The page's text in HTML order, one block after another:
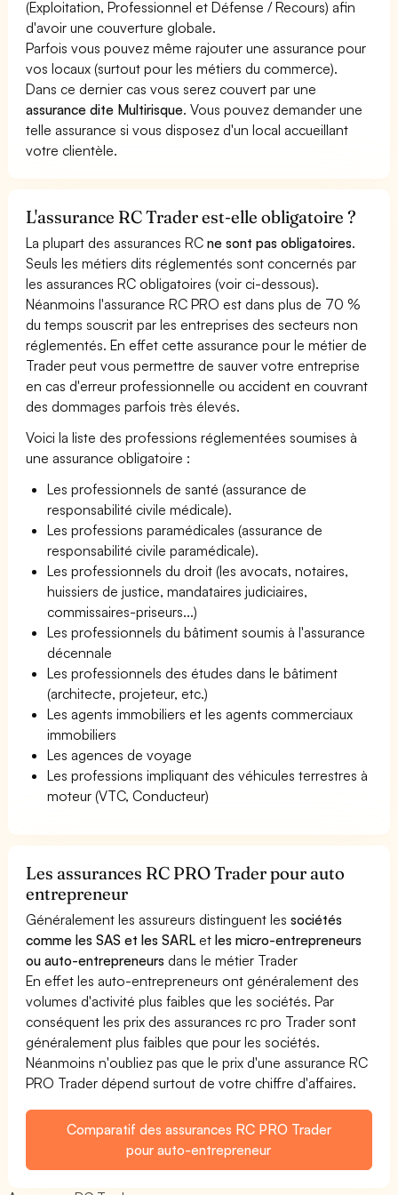
(Exploitation, Professionnel et Défense / Recours) afin
d'avoir une couverture globale.
Parfois vous pouvez même rajouter une assurance pour
vos locaux (surtout pour les métiers du commerce).
Dans ce dernier cas vous serez couvert par une
assurance dite Multirisque. Vous pouvez demander une
telle assurance si vous disposez d'un local accueillant
votre clientèle.
L'assurance RC Trader est-elle obligatoire ?
La plupart des assurances RCne sont pas obligatoires.
Seuls les métiers dits réglementés sont concernés par
les assurances RC obligatoires (voir ci-dessous).
Néanmoins l'assurance RC PRO est dans plus de 70 %
du temps souscrit par les entreprises des secteurs non
réglementés. En effet cette assurance pour le métier de
Trader peut vous permettre de sauver votre entreprise
en cas d'erreur professionnelle ou accident en couvrant
des dommages parfois très élevés.
Voici la liste des professions réglementées soumises à
une assurance obligatoire :
Les professionnels de santé (assurance de
responsabilité civile médicale).
Les professions paramédicales (assurance de
responsabilité civile paramédicale).
Les professionnels du droit (les avocats, notaires,
huissiers de justice, mandataires judiciaires,
commissaires-priseurs...)
Les professionnels du bâtiment soumis à l'assurance
décennale
Les professionnels des études dans le bâtiment
(architecte, projeteur, etc.)
Les agents immobiliers et les agents commerciaux
immobiliers
Les agences de voyage
Les professions impliquant des véhicules terrestres à
moteur (VTC, Conducteur)
Les assurances RC PRO Trader pour auto
entrepreneur
Généralement les assureurs distinguent lessociétés
comme les SAS et les SARL etles micro-entrepreneurs
ou auto-entrepreneurs dans le métier Trader
En effet les auto-entrepreneurs ont généralement des
volumes d'activité plus faibles que les sociétés. Par
conséquent les prix des assurances rc pro Trader sont
généralement plus faibles que pour les sociétés.
Néanmoins n'oubliez pas que le prix d'une assurance RC
PRO Trader dépend surtout de votre chiffre d'affaires.
Comparatif des assurances RC PRO Trader
pour auto-entrepreneur